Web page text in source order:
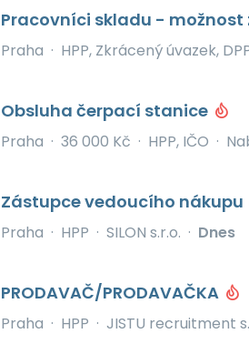
Pracovníci skladu - možnost
Praha · HPP, Zkrácený úvazek,
Obsluha čerpací stanice
Praha · 36 000 Kč · HPP, IČO ·
Zástupce vedoucího nákupu
Praha · HPP · SILON s.r.o. · Dnes
PRODAVAČ/PRODAVAČKA
Praha · HPP · JISTU recruitment